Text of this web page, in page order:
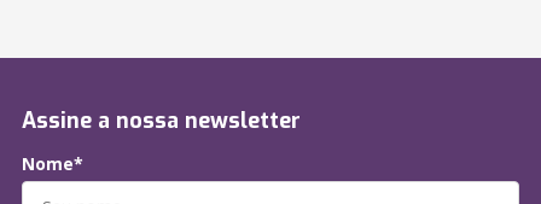
Assine a nossa newsletter
Nome*